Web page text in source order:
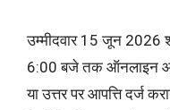
उम्मीदवार 15 जून
6:00 बजे तक ऑनलाइन
या उत्तर पर आपत्ति दर्ज